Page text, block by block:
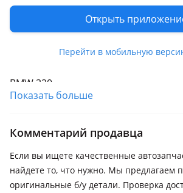
Открыть
Перейти в мобильную
BMW 316
2001 - 2006 E46 рестайлинг
BMW 320
2001 - 2006 E46 рестайлинг
1998 - 2003 E46
BMW 330
2001 - 2006 E46 рестайлинг
Показать больше
Комментарий продавца
Если вы ищете качественные
найдете то, что нужно. Мы предлагаем
оригинальные б/у детали. Проверка